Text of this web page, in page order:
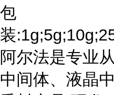
包
装
阿尔法是专业
中间体、液晶